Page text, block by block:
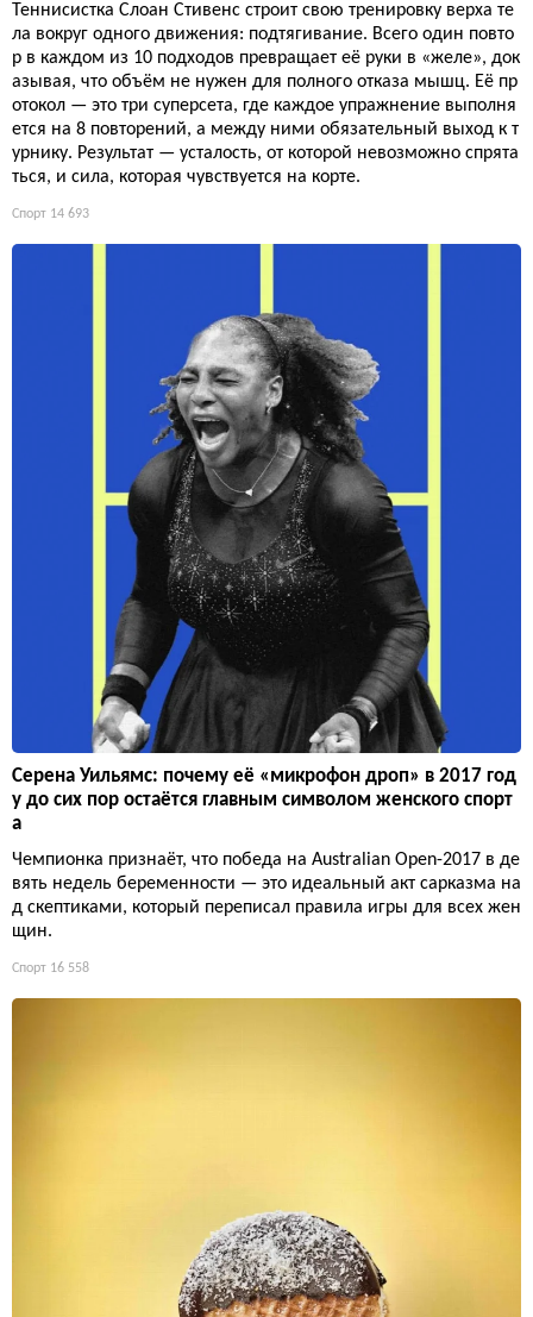
Теннисистка Слоан Стивенс строит свою тренировку верха те
ла вокруг одного движения: подтягивание. Всего один повто
р в каждом из 10 подходов превращает её руки в «желе», док
азывая, что объём не нужен для полного отказа мышц. Её пр
отокол — это три суперсета, где каждое упражнение выполня
ется на 8 повторений, а между ними обязательный выход к т
урнику. Результат — усталость, от которой невозможно спрята
ться, и сила, которая чувствуется на корте.
Спорт 14 693
Серена Уильямс: почему её «микрофон дроп» в 2017 год
у до сих пор остаётся главным символом женского спорт
а
Чемпионка признаёт, что победа на Australian Open-2017 в де
вять недель беременности — это идеальный акт сарказма на
д скептиками, который переписал правила игры для всех жен
щин.
Спорт 16 558